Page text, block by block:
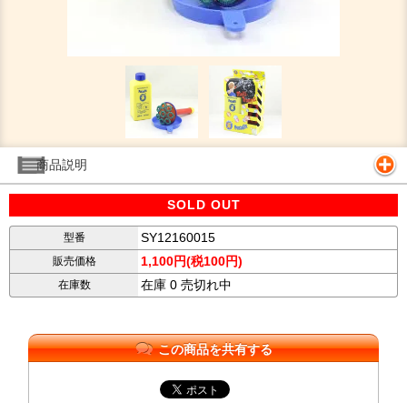
商品説明
SOLD OUT
型番 SY12160015
販売価格 1,100円(税100円)
在庫数 在庫 0 売切れ中
この商品を共有する